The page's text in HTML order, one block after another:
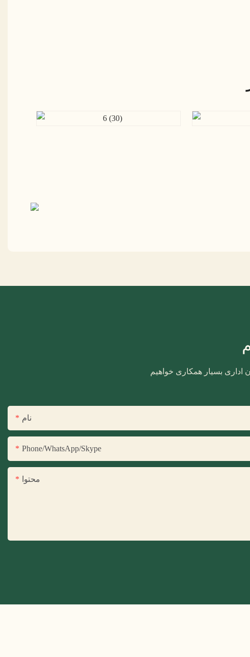
اداری بسیار همکاری خواهیم
نام
Phone/WhatsApp/Skype
محتوا